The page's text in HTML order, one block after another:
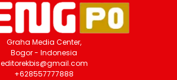
Graha Media Center,
Bogor - Indonesia
editorekbis@gmail.com
+628557777888